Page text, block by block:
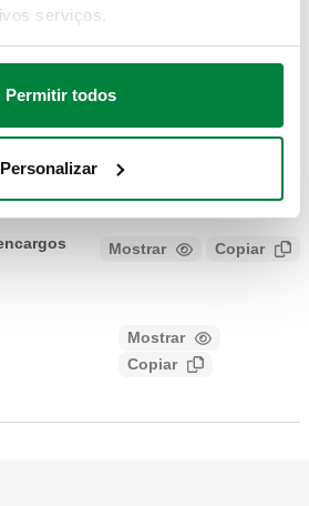
serviços.
Permitir todos
Personalizar
Conexão 2
F G 3/4" A (ISO 228-1) M
Mostrar Copiar
2: G 3/4" A (ISO 228-1) M,
Caleffi. Acabamento: cromado.
Mostrar
Copiar